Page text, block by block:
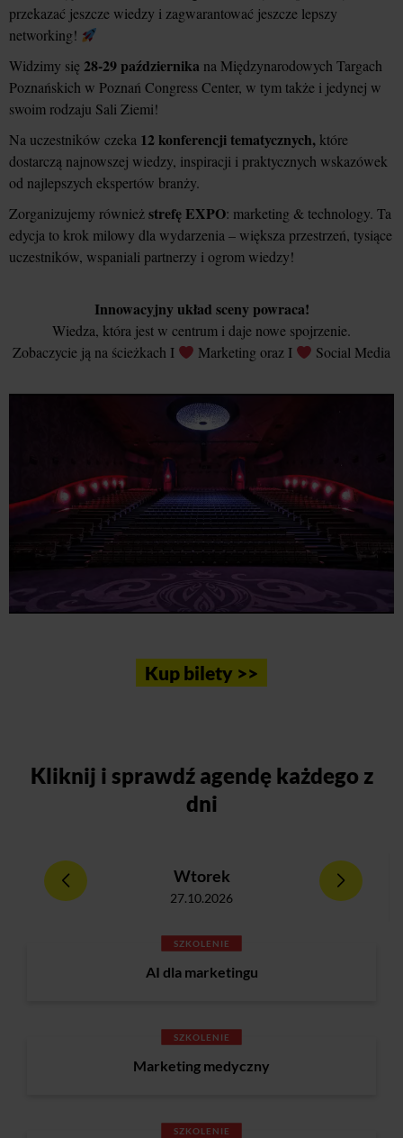
przekazać jeszcze wiedzy i zagwarantować jeszcze lepszy
networking!
Widzimy się28-29 października na Międzynarodowych Targach
Poznańskich w Poznań Congress Center, w tym także i jedynej w
swoim rodzaju Sali Ziemi!
Na uczestników czeka 12 konferencji tematycznych, które
dostarczą najnowszej wiedzy, inspiracji i praktycznych wskazówek
od najlepszych ekspertów branży.
Zorganizujemy równieżstrefę EXPO: marketing & technology. Ta
edycja to krok milowy dla wydarzenia – większa przestrzeń, tysiące
uczestników, wspaniali partnerzy i ogrom wiedzy!
Innowacyjny układ sceny powraca!
Wiedza, która jest w centrum i daje nowe spojrzenie.
Zobaczycie ją na ścieżkach I
Marketing oraz I Social Media
Kup bilety >>
Kliknij i sprawdź agendę każdego z
dni
Wtorek
27.10.2026
SZKOLENIE
AI dla marketingu
SZKOLENIE
Marketing medyczny
SZKOLENIE